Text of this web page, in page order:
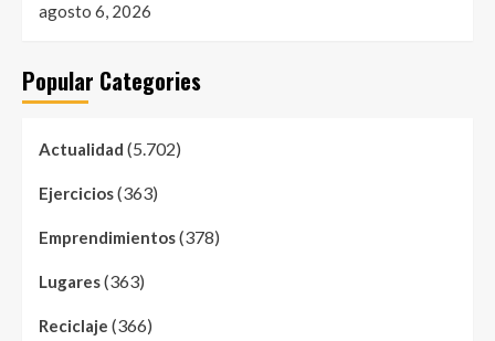
agosto 6, 2026
Popular Categories
Actualidad (5.702)
Ejercicios(363)
Emprendimientos(378)
Lugares(363)
Reciclaje (366)